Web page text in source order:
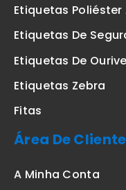
Etiquetas Poliéster
Etiquetas De
Etiquetas De
Etiquetas Zebra
Fitas
Área De Cliente
A Minha Conta